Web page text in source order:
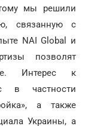
мы решили
связанную с
NAI Global и
позволят
Интерес к
в частности
а также
Украины, а